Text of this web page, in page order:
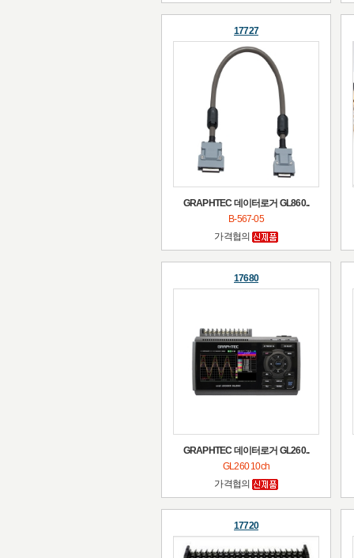
17727
GRAPHTEC 데이터로거 GL860..
B-567-05
가격협의
17680
GRAPHTEC 데이터로거 GL260..
GL260 10ch
가격협의
17720